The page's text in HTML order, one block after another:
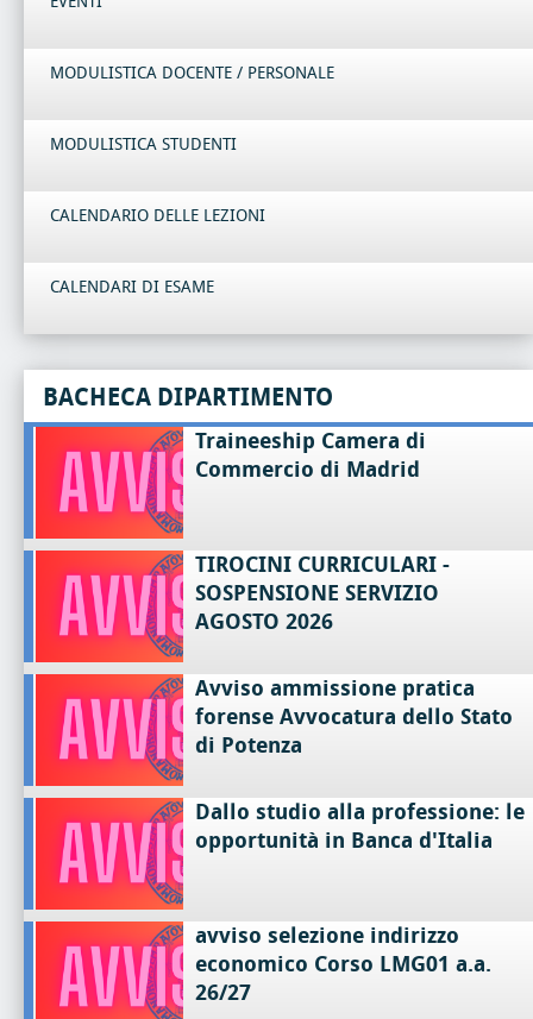
MODULISTICA DOCENTE / PERSONALE
MODULISTICA STUDENTI
CALENDARIO DELLE LEZIONI
CALENDARI DI ESAME
BACHECA DIPARTIMENTO
Traineeship Camera di
Commercio di Madrid
TIROCINI CURRICULARI -
SOSPENSIONE SERVIZIO
AGOSTO 2026
Avviso ammissione pratica
forense Avvocatura dello Stato
di Potenza
Dallo studio alla professione: le
opportunità in Banca d'Italia
avviso selezione indirizzo
economico Corso LMG01 a.a.
26/27